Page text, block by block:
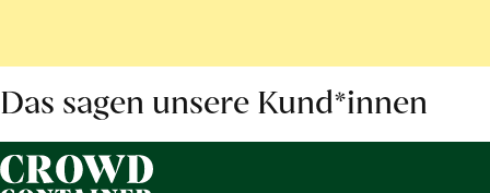
Das sagen unsere Kund*innen